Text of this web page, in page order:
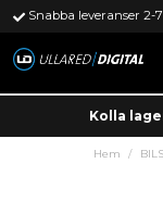
Snabba leveranser 2-
Kolla
Hem